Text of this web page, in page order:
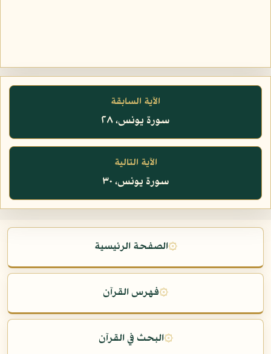
الآية السابقة
سورة يونس، ٢٨
الآية التالية
سورة يونس، ٣٠
۞الصفحة الرئيسية
۞فهرس القرآن
۞البحث في القرآن